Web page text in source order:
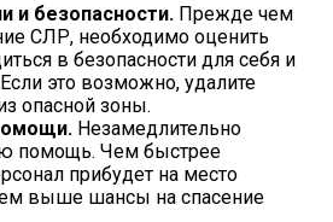
и безопасности. Прежде чем
СЛР, необходимо оценить
в безопасности для себя и
это возможно, удалите
опасной зоны.
Незамедлительно
помощь. Чем быстрее
прибудет на место
выше шансы на спасение